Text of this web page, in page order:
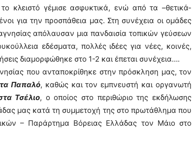
κλειστό γέμισε ασφυκτικά, ενώ από τα –θετικά-
για την προσπάθεια μας. Στη συνέχεια οι ομάδες
απόλαυσαν μια πανδαισία τοπικών γεύσεων
εδέσματα, πολλές ιδέες για νέες, κοινές,
διαμορφώθηκε στο 1-2 και έπεται συνέχεια….
που ανταποκρίθηκε στην πρόσκληση μας, τον
Παπαλό, καθώς και τον εμπνευστή και οργανωτή
Τσέλιο, ο οποίος στο περιθώριο της εκδήλωσης
μας κατά τη συμμετοχή της στο πρωτάθλημα που
– Παράρτημα Βόρειας Ελλάδας τον Μάιο στο